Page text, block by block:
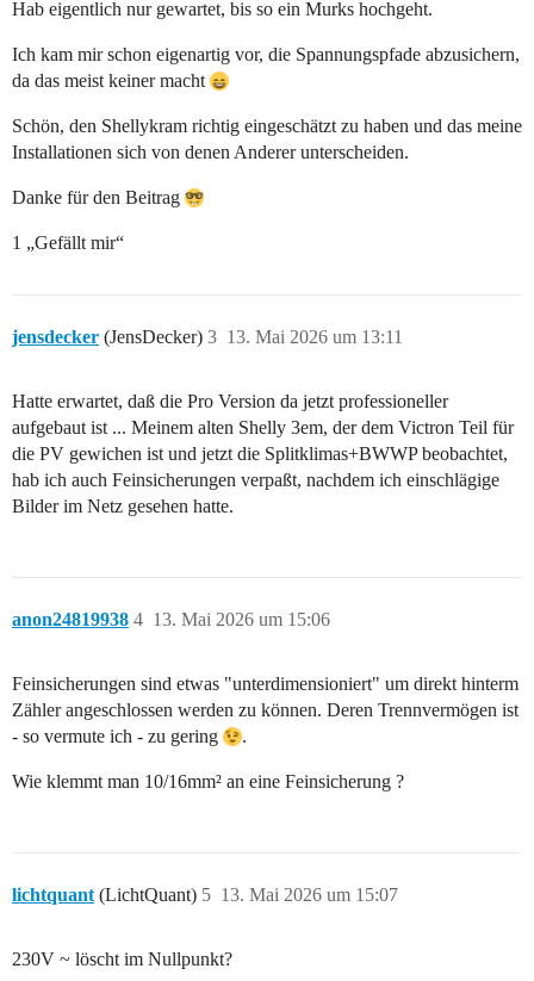
Hab eigentlich nur gewartet, bis so ein Murks hochgeht.
Ich kam mir schon eigenartig vor, die Spannungspfade abzusichern,
da das meist keiner macht
Schön, den Shellykram richtig eingeschätzt zu haben und das meine
Installationen sich von denen Anderer unterscheiden.
Danke für den Beitrag
1 „Gefällt mir“
jensdecker (JensDecker) 13. Mai 2026 um 13:11
3
Hatte erwartet, daß die Pro Version da jetzt professioneller
aufgebaut ist ... Meinem alten Shelly 3em, der dem Victron Teil für
die PV gewichen ist und jetzt die Splitklimas+BWWP beobachtet,
hab ich auch Feinsicherungen verpaßt, nachdem ich einschlägige
Bilder im Netz gesehen hatte.
anon24819938 13. Mai 2026 um 15:06
4
Feinsicherungen sind etwas "unterdimensioniert" um direkt hinterm
Zähler angeschlossen werden zu können. Deren Trennvermögen ist
- so vermute ich - zu gering
.
Wie klemmt man 10/16mm² an eine Feinsicherung ?
lichtquant (LichtQuant) 13. Mai 2026 um 15:07
5
230V ~ löscht im Nullpunkt?